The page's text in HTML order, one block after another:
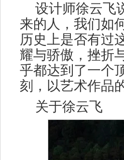
设计师徐云飞
来的人，我们如
历史上是否有过
耀与骄傲，挫折
乎都达到了一个
刻，以艺术作品
关于徐云飞